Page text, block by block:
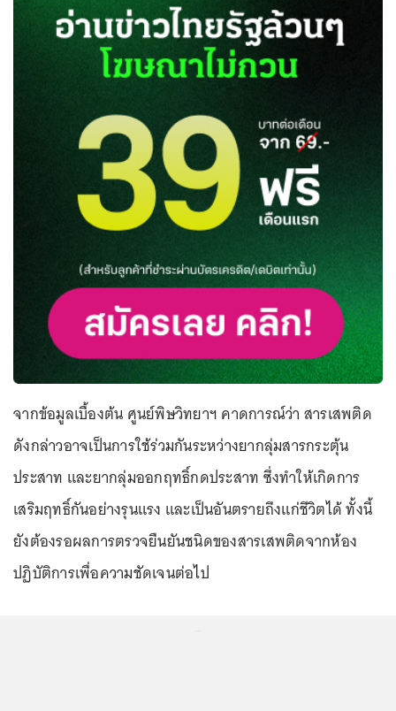
จากข้อมูลเบื้องต้น ศูนย์พิษวิทยาฯ คาดการณ์ว่า สารเสพติด
ดังกล่าวอาจเป็นการใช้ร่วมกันระหว่างยากลุ่มสารกระตุ้น
ประสาท และยากลุ่มออกฤทธิ์กดประสาท ซึ่งทำให้เกิดการ
เสริมฤทธิ์กันอย่างรุนแรง และเป็นอันตรายถึงแก่ชีวิตได้ ทั้งนี้
ยังต้องรอผลการตรวจยืนยันชนิดของสารเสพติดจากห้อง
ปฏิบัติการเพื่อความชัดเจนต่อไป